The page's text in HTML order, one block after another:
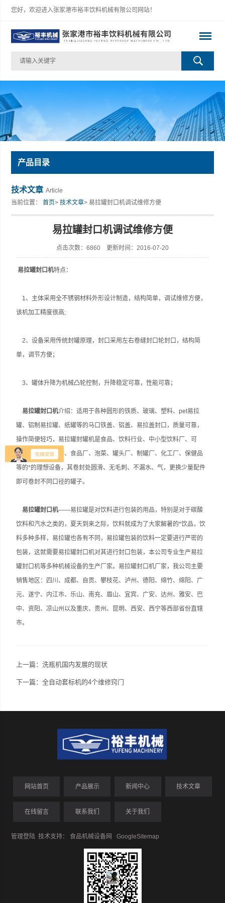
您好，欢迎进入张家港市裕丰饮料机械有限公司网站！
张家港市裕丰饮料机械有限公司
产品目录
技术文章 Article
当前位置：首页>技术文章> 易拉罐封口机调试维修方便
易拉罐封口机调试维修方便
点击次数：6860 更新时间：2016-07-20
易拉罐封口机特点：
1、主体采用全不锈钢材料外形设计制造，结构简单，调试维修方便，
该机加工精度很高;
2、设备采用传统封罐原理，封口采用左右卷缝封口轮封口，结构简
单，调节方便；
3、罐体升降为机械凸轮控制，升降稳定可靠，性能可靠；
易拉罐封口机介绍：适用于各种圆形的铁质、玻璃、塑料、pet易拉
罐、铝制易拉罐、纸罐等的马口铁盖、铝盖、易拉盖封口，质量可靠，
操作简便轻巧，易拉罐封罐机是食品、饮料行业、中小型饮料厂、可
乐、王老吉、凉茶、食品厂、泡菜、罐头厂、制罐厂、化工厂、保健品
等的*的理想设备，其卷封处圆滑、无毛刺、不漏水、气，更换少量配件
即可卷封不同口径的罐子。
易拉罐封口机——易拉罐是对饮料进行包装的用品，特别是对于碳酸
饮料和汽水之类的，夏天到来之际，饮料就成为了大家解暑的*饮品，饮
料多种多样，易拉罐也各有不同，易拉罐包装的饮料一定要进行严密的
包装，这就需要易拉罐封口机对其进行封口包装，本公司专业生产易拉
罐封口机等多种机械设备的生产厂家。易拉罐封口机厂家，我公司主要
销售地区：四川、成都、自贡、攀枝花、泸州、德阳、绵竹、绵阳、广
元、遂宁、内江市、乐山、南充、眉山、宜宾、广安、达州、雅安、巴
中、资阳、凉山州以及重庆、贵州、昆明、西安、西宁等西部省份直辖
市。
上一篇：洗瓶机国内发展的现状
下一篇：全自动套标机的4个维修窍门
网站首页 产品展示 新闻中心 技术文章
在线留言 联系我们 关于我们
管理登陆 技术支持：食品机械设备网 GoogleSitemap